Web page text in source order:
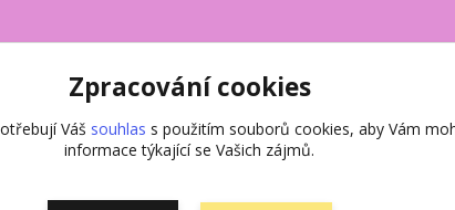
Zpracování cookies
Váš souhlas s použitím souborů cookies, aby Vám
informace týkající se Vašich zájmů.